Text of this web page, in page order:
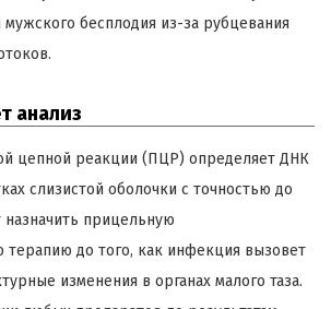
бесплодия из-за рубцевания
анализ
цепной реакции (ПЦР) определяет ДНК
слизистой оболочки с точностью до
назначить прицельную
терапию до того, как инфекция вызовет
изменения в органах малого таза.